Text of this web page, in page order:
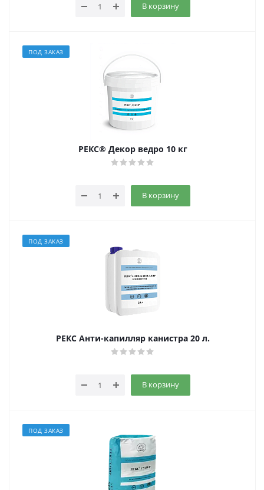
В корзину
ПОД ЗАКАЗ
РЕКС® Декор ведро 10 кг
В корзину
ПОД ЗАКАЗ
РЕКС Анти-капилляр канистра 20 л.
В корзину
ПОД ЗАКАЗ